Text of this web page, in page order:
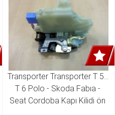
Transporter Transporter T 5 -
T 6 Polo - Skoda Fabıa -
Seat Cordoba Kapı Kilidi ön